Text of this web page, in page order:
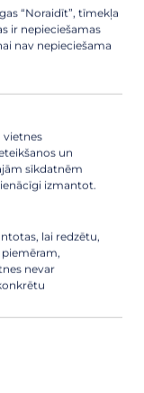
un
“Noraidīt”, tīmekļa
ir nepieciešamas
nav nepieciešama
vietnes
un
sīkdatnēm
izmantot.
lai redzētu,
nevar